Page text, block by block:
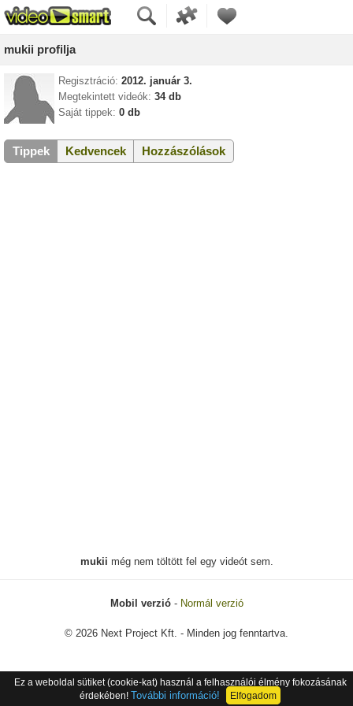
mukii profilja
Regisztráció: 2012. január 3.
Megtekintett videók: 34 db
Saját tippek: 0 db
Tippek Kedvencek Hozzászólások
mukii még nem töltött fel egy videót sem.
Mobil verzió- Normál verzió
© 2026 Next Project Kft. - Minden jog fenntartva.
Ez a weboldal sütiket (cookie-kat) használ a felhasználói élmény fokozásának
érdekében! További információ! Elfogadom